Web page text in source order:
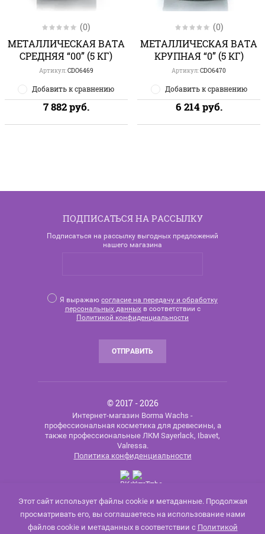
(0)
МЕТАЛЛИЧЕСКАЯ ВАТА
СРЕДНЯЯ “00” (5 КГ)
Артикул:CDO6469
Добавить к сравнению
7 882руб.
(0)
МЕТАЛЛИЧЕСКАЯ ВАТА
КРУПНАЯ “0” (5 КГ)
Артикул:CDO6470
Добавить к сравнению
6 214руб.
ПОДПИСАТЬСЯ НА РАССЫЛКУ
Подписаться на рассылку выгодных предложений
нашего магазина
Я выражаю согласие на передачу и обработку
персональных данныхв соответствии с
Политикой конфиденциальности
ОТПРАВИТЬ
© 2017 - 2026
Интернет-магазин Borma Wachs -
профессиональная косметика для древесины, а
также профессиональные ЛКМ Sayerlack, Ibavet,
Valressa.
Политика конфиденциальности
Мегагрупп.ру
Этот сайт использует файлы cookie и метаданные. Продолжая
просматривать его, вы соглашаетесь на использование нами
файлов cookie и метаданных в соответствии с Политикой